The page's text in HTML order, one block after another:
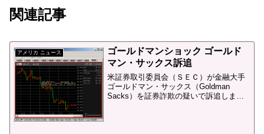
関連記事
アメリカ ニュース
ゴールドマンショック ゴールド
マン・サックス訴追
米証券取引委員会（ＳＥＣ）が金融大手
ゴールドマン・サックス（Goldman
Sacks）を証券詐欺の疑いで訴追しまし